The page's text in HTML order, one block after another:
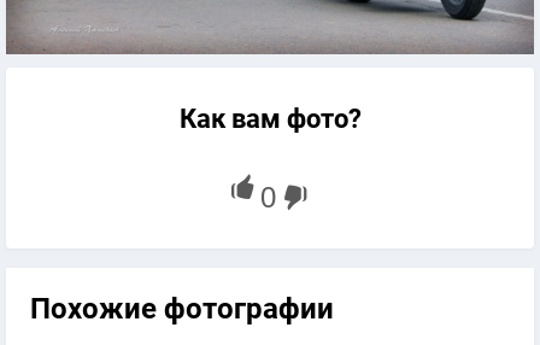
Как вам фото?
Похожие фотографии